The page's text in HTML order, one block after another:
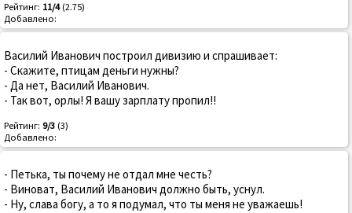
Рейтинг: 11/4(2.75)
Добавлено:
Василий Иванович построил дивизию и спрашивает:
- Скажите, птицам деньги нужны?
- Да нет, Василий Иванович.
- Так вот, орлы! Я вашу зарплату пропил!!
Рейтинг: 9/3 (3)
Добавлено:
- Петька, ты почему не отдал мне честь?
- Виноват, Василий Иванович должно быть, уснул.
- Ну, слава богу, а то я подумал, что ты меня не уважаешь!